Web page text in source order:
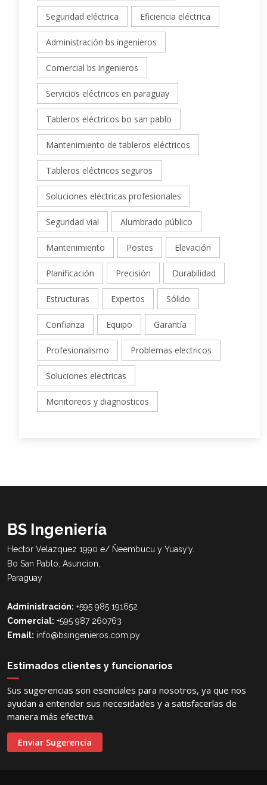
Seguridad eléctrica Eficiencia eléctrica
Administración bs ingenieros
Comercial bs ingenieros
Servicios eléctricos en paraguay
Tableros eléctricos bo san pablo
Mantenimiento de tableros eléctricos
Tableros eléctricos seguros
Soluciones eléctricas profesionales
Seguridad vial Alumbrado público
Mantenimiento Postes Elevación
Planificación Precisión Durabilidad
Estructuras Expertos Sólido
Confianza Equipo Garantía
Profesionalismo Problemas electricos
Soluciones electricas
Monitoreos y diagnosticos
BS Ingeniería
Hector Velazquez 1990 e/ Ñeembucu y Yuasy’y.
Bo San Pablo, Asuncion,
Paraguay
Administración: +595 985 191652
Comercial: +595 987 260763
Email: info@bsingenieros.com.py
Estimados clientes y funcionarios
Sus sugerencias son esenciales para nosotros, ya que nos
ayudan a entender sus necesidades y a satisfacerlas de
manera más efectiva.
Enviar Sugerencia